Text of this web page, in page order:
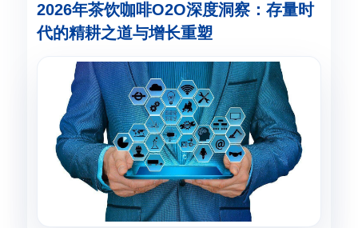
2026年茶饮咖啡O2O深度洞察：存量时
代的精耕之道与增长重塑